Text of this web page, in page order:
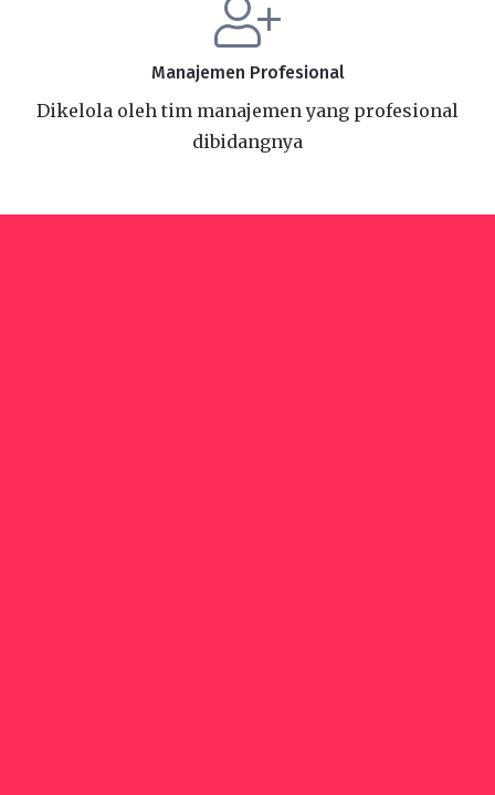
Manajemen Profesional
Dikelola oleh tim manajemen yang profesional
dibidangnya